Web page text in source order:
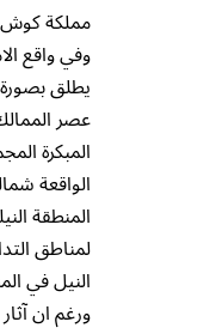
مملكة كوش
وفي واقع
يطلق
عصر
المبكرة
الواقعة
المنطقة
لمناطق
النيل في
ورغم ان